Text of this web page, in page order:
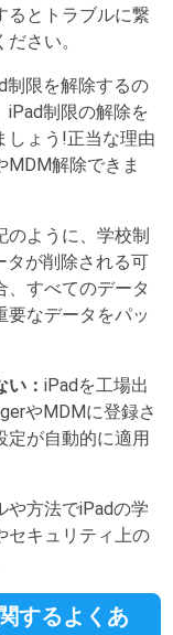
るとトラブルに繋
さい。
制限を解除するの
iPad制限の解除を
しょう!正当な理由
MDM解除できま
のように、学校制
タが削除される可
、すべてのデータ
要なデータをパッ
い：iPadを工場出
やMDMに登録さ
定が自動的に適用
や方法でiPadの学
セキュリティ上の
するよくあ